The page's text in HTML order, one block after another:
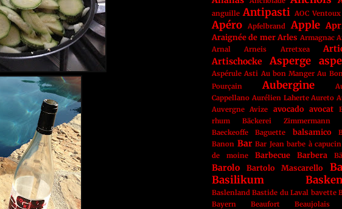
anguille Antipasti AOC Ventoux
Apéro Apfelbrand Apple
Araignée de mer Arles Armagnac
Arnal
Arneis Arretxea
Artischocke
Asperge
Aspérule Asti Au bon Manger Au
Pourçain
Aubergine
Cappellano Aurélien Laherte Aureto
Auvergne
Avize avocado avocat
rhum
Bäckerei Zimmermann
Baeckeoffe
Baguette balsamico
Banon Bar Bar Jean barbe à capucin
de moine
Barbecue Barbera
Barolo Bartolo Mascarello
Basilikum
Baslenland Bastide du Laval bavette
Bayern
Beaufort
Beaujolais